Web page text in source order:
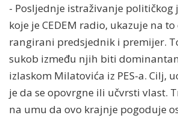
- Posljednje istraživanje političkog
koje je CEDEM radio, ukazuje na
rangirani predsjednik i premijer.
sukob između njih biti
izlaskom Milatovića iz PES-a. Cilj,
je da se opovrgne ili učvrsti vlast.
na umu da ovo krajnje pogoduje